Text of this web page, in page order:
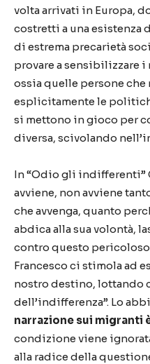
volta arrivati in Europa,
costretti a una
di estrema precarietà
provare a sensibilizzare
ossia quelle persone
esplicitamente le
si mettono in gioco per
diversa, scivolando
In “Odio gli indifferenti”
avviene, non avviene
che avvenga, quanto
abdica alla sua volontà,
contro questo
Francesco ci stimola ad
nostro destino, lottando
dell’indifferenza”. Lo
narrazione sui migranti
condizione viene
alla radice della